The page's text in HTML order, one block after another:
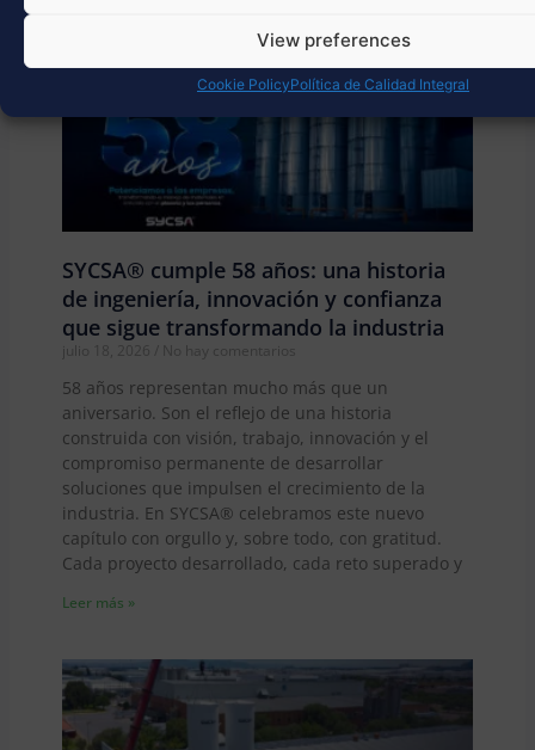
View preferences
Cookie PolicyPolítica de Calidad Integral
SYCSA® cumple 58 años: una historia
de ingeniería, innovación y confianza
que sigue transformando la industria
julio 18, 2026 No hay comentarios
58 años representan mucho más que un
aniversario. Son el reflejo de una historia
construida con visión, trabajo, innovación y el
compromiso permanente de desarrollar
soluciones que impulsen el crecimiento de la
industria. En SYCSA® celebramos este nuevo
capítulo con orgullo y, sobre todo, con gratitud.
Cada proyecto desarrollado, cada reto superado y
Leer más »